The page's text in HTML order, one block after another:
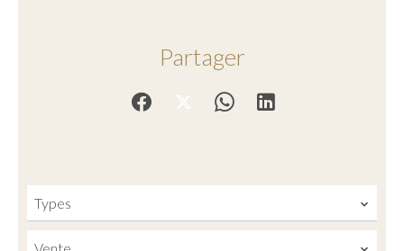
Partager
Types